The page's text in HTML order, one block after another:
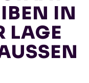
IN
LAGE
V